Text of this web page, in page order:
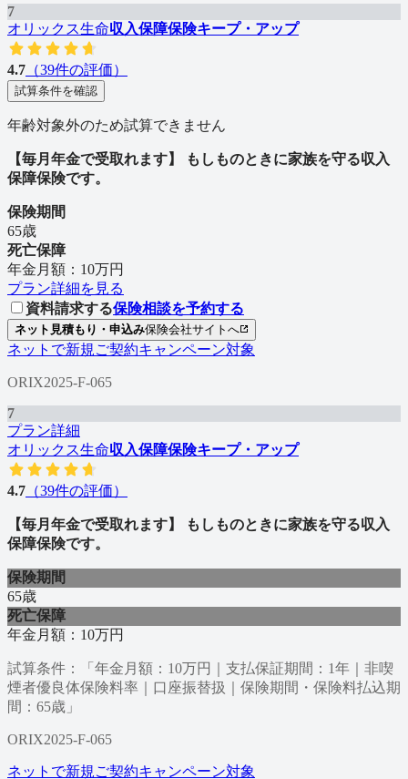
7
オリックス生命収入保障保険キープ・アップ
4.7 （39件の評価）
試算条件を確認
年齢対象外のため試算できません
【毎月年金で受取れます】 もしものときに家族を守る収入
保障保険です。
保険期間
65歳
死亡保障
年金月額：10万円
プラン詳細を見る
資料請求する保険相談を予約する
ネット見積もり・申込み保険会社サイトへ
ネットで新規ご契約キャンペーン対象
ORIX2025-F-065
7
プラン詳細
オリックス生命収入保障保険キープ・アップ
4.7 （39件の評価）
【毎月年金で受取れます】 もしものときに家族を守る収入
保障保険です。
保険期間
65歳
死亡保障
年金月額：10万円
試算条件：「年金月額：10万円｜支払保証期間：1年｜非喫
煙者優良体保険料率｜口座振替扱｜保険期間・保険料払込期
間：65歳」
ORIX2025-F-065
ネットで新規ご契約キャンペーン対象